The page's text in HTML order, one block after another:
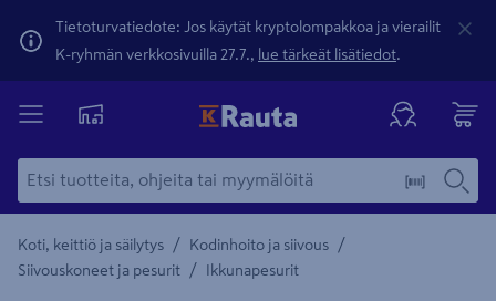
Tietoturvatiedote: Jos käytät kryptolompakkoa ja vierailit
K-ryhmän verkkosivuilla 27.7., lue tärkeät lisätiedot.
Koti, keittiö ja säilytys / Kodinhoito ja siivous /
Siivouskoneet ja pesurit / Ikkunapesurit